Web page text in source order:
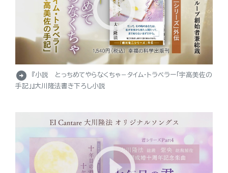
arrow_circle_right
『小説 とっちめてやらなくちゃ－タイム・トラベラー「宇高美佐の
手記」』大川隆法書き下ろし小説